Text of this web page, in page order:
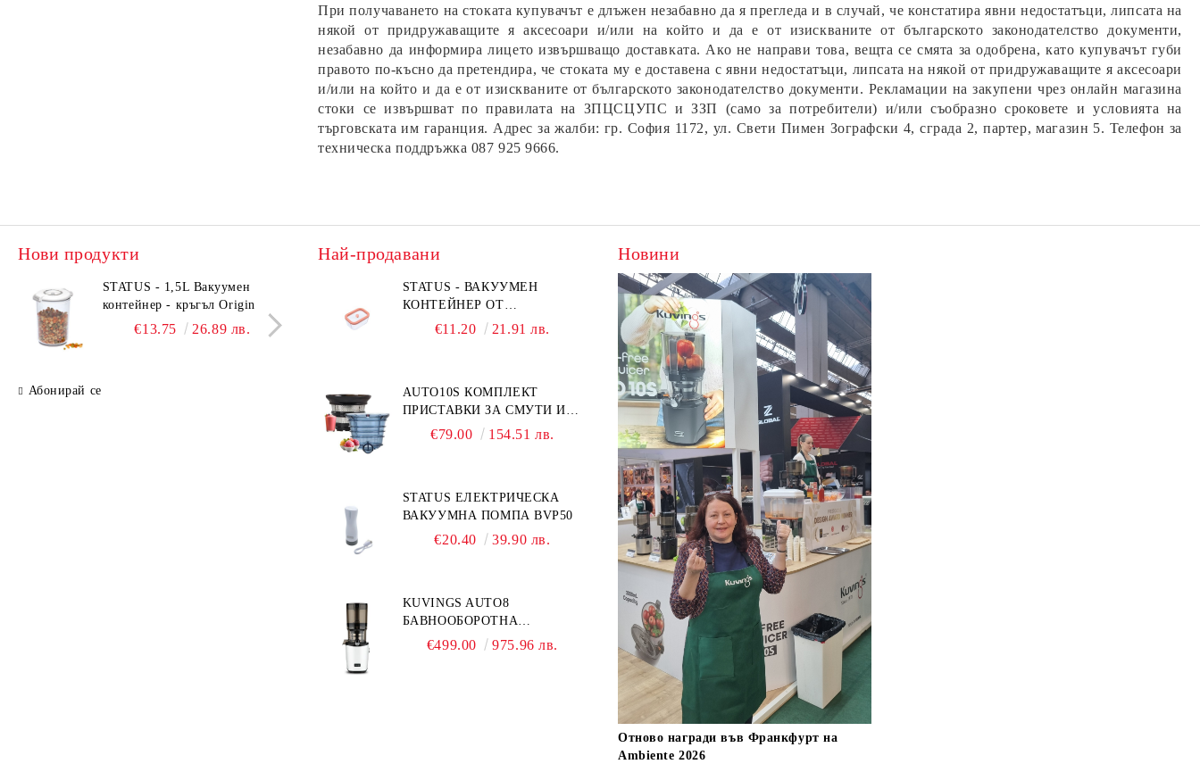
При получаването на стоката купувачът е длъжен незабавно да я прегледа и в случай, че констатира явни недостатъци, липсата на
някой от придружаващите я аксесоари и/или на който и да е от изискваните от българското законодателство документи,
незабавно да информира лицето извършващо доставката. Ако не направи това, вещта се смята за одобрена, като купувачът губи
правото по-късно да претендира, че стоката му е доставена с явни недостатъци, липсата на някой от придружаващите я аксесоари
и/или на който и да е от изискваните от българското законодателство документи. Рекламации на закупени чрез онлайн магазина
стоки се извършват по правилата на ЗПЦСЦУПС и ЗЗП (само за потребители) и/или съобразно сроковете и условията на
търговската им гаранция. Адрес за жалби: гр. София 1172, ул. Свети Пимен Зографски 4, сграда 2, партер, магазин 5. Телефон за
техническа поддръжка 087 925 9666.
Нови продукти
STATUS - 1,5L Вакуумен
контейнер - кръгъл Origin
€13.75 26.89 лв.
STATUS - 0,75L Вакуумен
контейнер - кръгъл Origin
€10.17 19.89 лв.
STATUS - 2,0L Вакуумен
контейнер - квадратен Origin
€20.40 39.90 лв.
Абонирай се
Най-продавани
STATUS - ВАКУУМЕН
КОНТЕЙНЕР ОТ
ОГНЕОПОРНО СТЪКЛО
€11.20 21.91 лв.
AUTO10S КОМПЛЕКТ
ПРИСТАВКИ ЗА СМУТИ И
СОРБЕ/СЛАДОЛЕД
€79.00 154.51 лв.
STATUS ЕЛЕКТРИЧЕСКА
ВАКУУМНА ПОМПА BVP50
€20.40 39.90 лв.
KUVINGS AUTO8
БАВНООБОРОТНА
СОКОИЗСТИСКВАЧКА - ТИП
€499.00 975.96 лв.
Новини
Oтново награди във Франкфурт на
Ambiente 2026